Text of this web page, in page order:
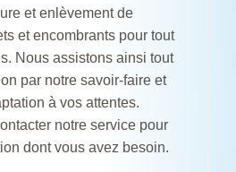
et enlèvement de
et encombrants pour tout
Nous assistons ainsi tout
par notre savoir-faire et
à vos attentes.
notre service pour
dont vous avez besoin.